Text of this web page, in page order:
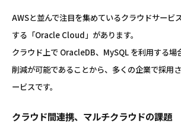
AWSと並んで注目を集めているクラウドサービ
する「Oracle Cloud」があります。
クラウド上で OracleDB、MySQL を利用する場
削減が可能であることから、多くの企業で採用
ービスです。
クラウド間連携、マルチクラウドの課題